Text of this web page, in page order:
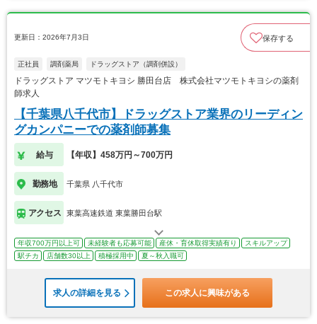
更新日：2026年7月3日 保存する
正社員 調剤薬局 ドラッグストア（調剤併設）
ドラッグストア マツモトキヨシ 勝田台店 株式会社マツモトキヨシの薬剤
師求人
【千葉県八千代市】ドラッグストア業界のリーディン
グカンパニーでの薬剤師募集
給与 【年収】458万円～700万円
勤務地 千葉県 八千代市
アクセス 東葉高速鉄道 東葉勝田台駅
年収700万円以上可 未経験者も応募可能 産休・育休取得実績有り
スキルアップ
駅チカ
店舗数30以上 積極採用中 夏～秋入職可
求人の詳細を見る この求人に興味がある